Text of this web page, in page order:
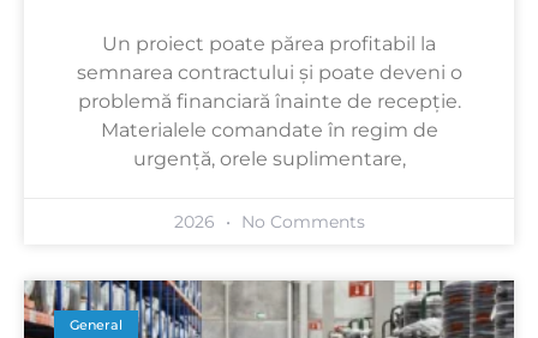
Un proiect poate părea profitabil la
semnarea contractului și poate deveni o
problemă financiară înainte de recepție.
Materialele comandate în regim de
urgență, orele suplimentare,
2026 No Comments
General